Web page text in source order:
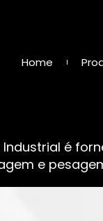
Home
é
e